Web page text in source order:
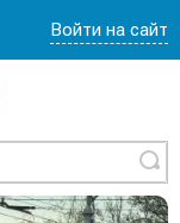
Найти
Войти на сайт